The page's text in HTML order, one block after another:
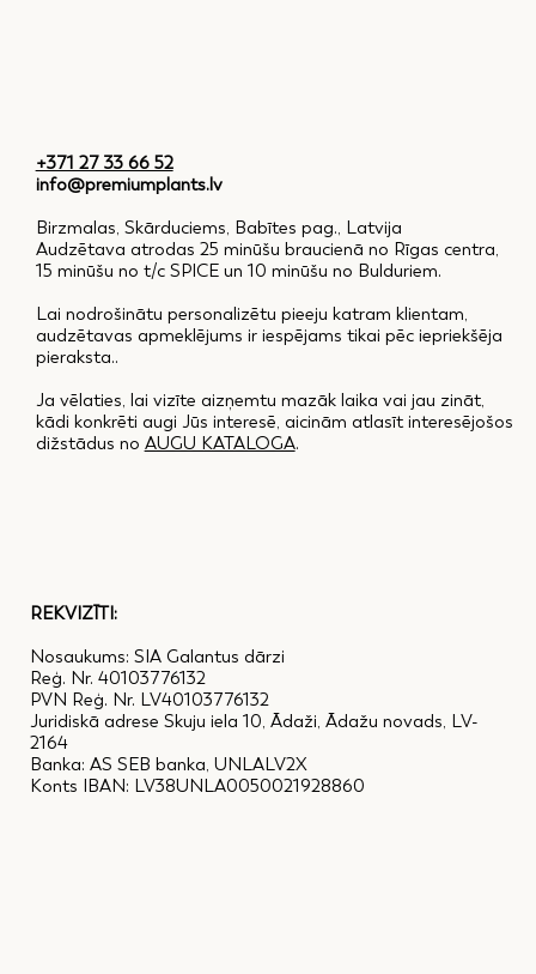
+371 27 33 66 52
info@premiumplants.lv
Birzmalas, Skārduciems, Babītes pag., Latvija
Audzētava atrodas 25 minūšu braucienā no Rīgas centra,
15 minūšu no t/c SPICE un 10 minūšu no Bulduriem.
Lai nodrošinātu personalizētu pieeju katram klientam,
audzētavas apmeklējums ir iespējams tikai pēc iepriekšēja
pieraksta..
Ja vēlaties, lai vizīte aizņemtu mazāk laika vai jau zināt,
kādi konkrēti augi Jūs interesē, aicinām atlasīt interesējošos
dižstādus no AUGU KATALOGA.
REKVIZĪTI:
Nosaukums: SIA Galantus dārzi
Reģ. Nr. 40103776132
PVN Reģ. Nr. LV40103776132
Juridiskā adrese Skuju iela 10, Ādaži, Ādažu novads, LV-
2164
Banka: AS SEB banka, UNLALV2X
Konts IBAN: LV38UNLA0050021928860